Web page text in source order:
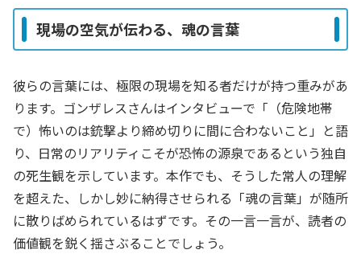
現場の空気が伝わる、魂の言葉
彼らの言葉には、極限の現場を知る者だけが持つ重みがあ
ります。ゴンザレスさんはインタビューで「（危険地帯
で）怖いのは銃撃より締め切りに間に合わないこと」と語
り、日常のリアリティこそが恐怖の源泉であるという独自
の死生観を示しています。本作でも、そうした常人の理解
を超えた、しかし妙に納得させられる「魂の言葉」が随所
に散りばめられているはずです。その一言一言が、読者の
価値観を鋭く揺さぶることでしょう。